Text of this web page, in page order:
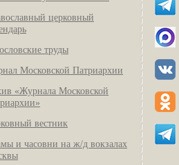
церковный
труды
Московской Патриархии
«Журнала Московской
вестник
и часовни на ж/д вокзалах